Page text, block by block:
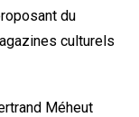
du
culturels
Méheut